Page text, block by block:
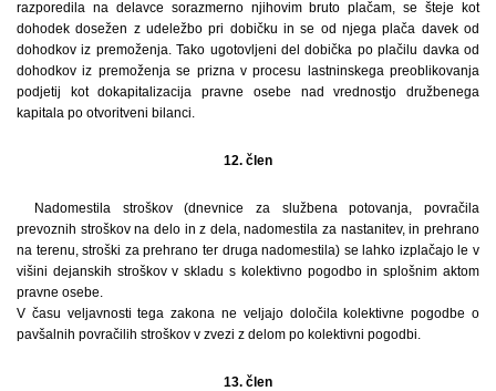
razporedila na delavce sorazmerno njihovim bruto plačam, se šteje kot
dohodek dosežen z udeležbo pri dobičku in se od njega plača davek od
dohodkov iz premoženja. Tako ugotovljeni del dobička po plačilu davka od
dohodkov iz premoženja se prizna v procesu lastninskega preoblikovanja
podjetij kot dokapitalizacija pravne osebe nad vrednostjo družbenega
kapitala po otvoritveni bilanci.
12. člen
Nadomestila stroškov (dnevnice za službena potovanja, povračila
prevoznih stroškov na delo in z dela, nadomestila za nastanitev, in prehrano
na terenu, stroški za prehrano ter druga nadomestila) se lahko izplačajo le v
višini dejanskih stroškov v skladu s kolektivno pogodbo in splošnim aktom
pravne osebe.
V času veljavnosti tega zakona ne veljajo določila kolektivne pogodbe o
pavšalnih povračilih stroškov v zvezi z delom po kolektivni pogodbi.
13. člen